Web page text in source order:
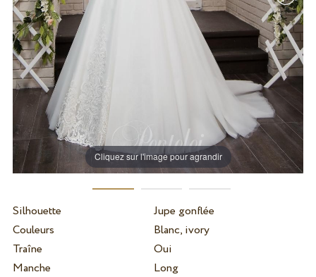
Cliquez sur l'image pour agrandir
Silhouette
Jupe gonflée
Couleurs
Blanc, ivory
Traîne
Oui
Manche
Long